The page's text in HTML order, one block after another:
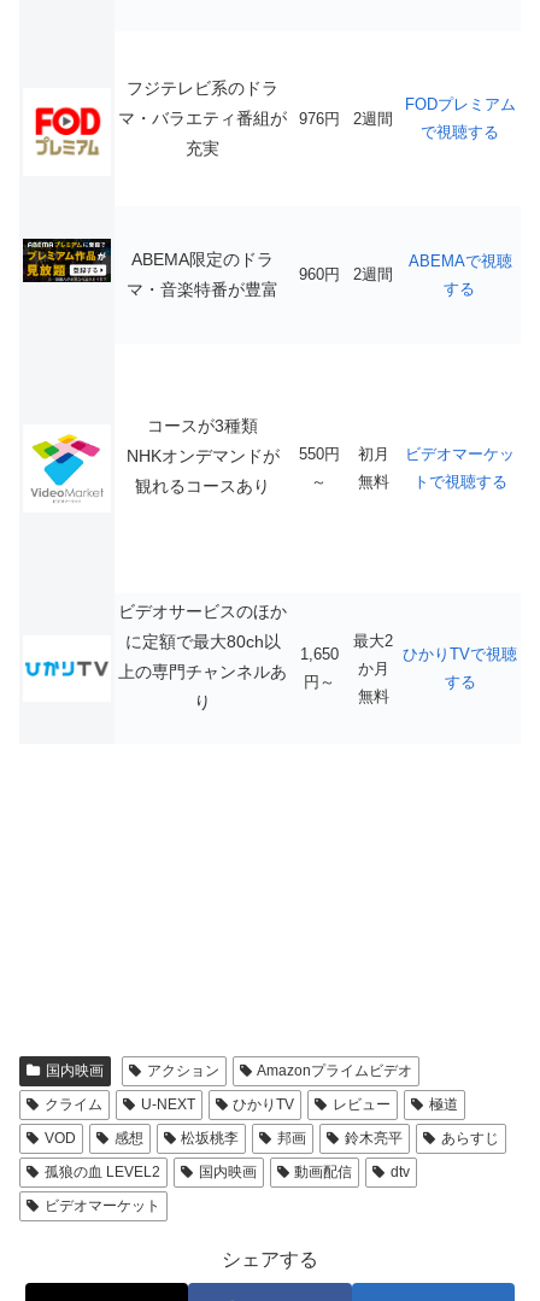
フジテレビ系のドラ
マ・バラエティ番組が
充実
976円 2週間
FODプレミアム
で視聴する
ABEMA限定のドラ
マ・音楽特番が豊富
960円 2週間
ABEMAで視聴
する
コースが3種類
NHKオンデマンドが
観れるコースあり
550円
～
初月
無料
ビデオマーケッ
トで視聴する
ビデオサービスのほか
に定額で最大80ch以
上の専門チャンネルあ
り
1,650
円～
最大2
か月
無料
ひかりTVで視聴
する
国内映画 アクション
Amazonプライムビデオ
クライム
U-NEXT ひかりTV レビュー
極道
VOD
感想 松坂桃李 邦画 鈴木亮平
あらすじ
孤狼の血 LEVEL2
国内映画 動画配信
dtv
ビデオマーケット
シェアする